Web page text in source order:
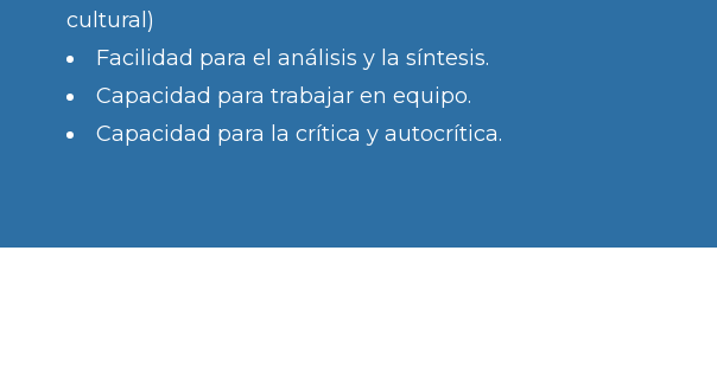
cultural)
Facilidad para el análisis y la síntesis.
Capacidad para trabajar en equipo.
Capacidad para la crítica y autocrítica.